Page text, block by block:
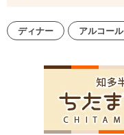
ディナー アルコール